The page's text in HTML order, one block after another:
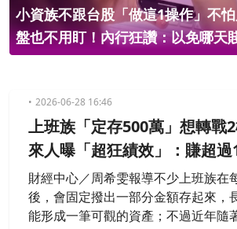
小資族不跟台股「做這1操作」不
盤也不用盯！內行狂讚：以免哪天
價賣股
2026-06-28 16:46
上班族「定存500萬」想轉戰
來人曝「超狂績效」：賺超過
財經中心／周希雯報導不少上班族在
後，會固定撥出一部分金額存起來，
能形成一筆可觀的資產；不過近年隨